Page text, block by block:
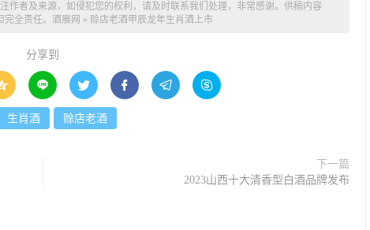
作者及来源，如侵犯您的权利，请及时联系我们处理，非常感谢。供稿内容
全责任。 酒展网 » 赊店老酒甲辰龙年生肖酒上市
分享到
    
生肖酒 赊店老酒
下一篇
2023山西十大清香型白酒品牌发布